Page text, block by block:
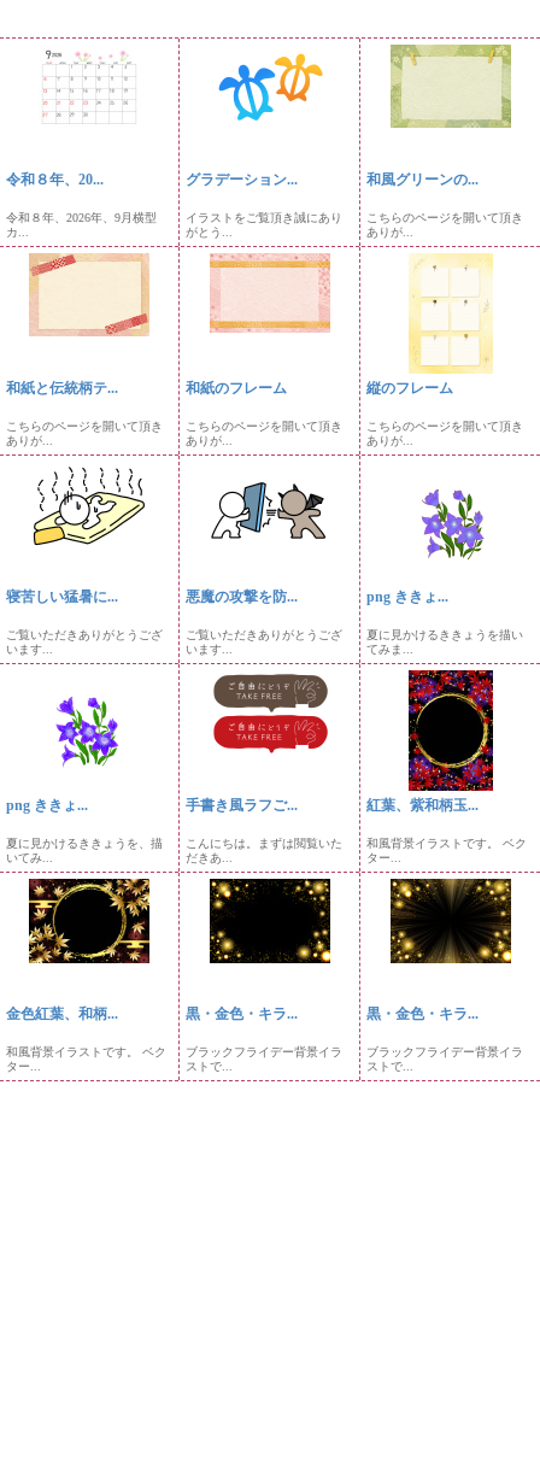
令和８年、20...
令和８年、2026年、9月横型
カ...
グラデーション...
イラストをご覧頂き誠にあり
がとう...
和風グリーンの...
こちらのページを開いて頂き
ありが...
和紙と伝統柄テ...
こちらのページを開いて頂き
ありが...
和紙のフレーム
こちらのページを開いて頂き
ありが...
縦のフレーム
こちらのページを開いて頂き
ありが...
寝苦しい猛暑に...
ご覧いただきありがとうござ
います...
悪魔の攻撃を防...
ご覧いただきありがとうござ
います...
png ききょ...
夏に見かけるききょうを描い
てみま...
png ききょ...
夏に見かけるききょうを、描
いてみ...
手書き風ラフご...
こんにちは。まずは閲覧いた
だきあ...
紅葉、紫和柄玉...
和風背景イラストです。 ベク
ター...
金色紅葉、和柄...
和風背景イラストです。 ベク
ター...
黒・金色・キラ...
ブラックフライデー背景イラ
ストで...
黒・金色・キラ...
ブラックフライデー背景イラ
ストで...